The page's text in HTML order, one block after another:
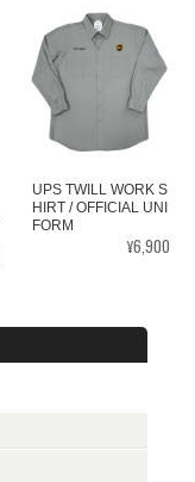
UPS TWILL WORK S
HIRT / OFFICIAL UNI
FORM
¥6,900